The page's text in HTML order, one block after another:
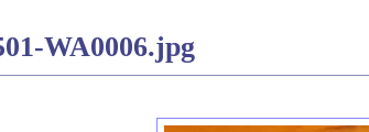
WA0006.jpg